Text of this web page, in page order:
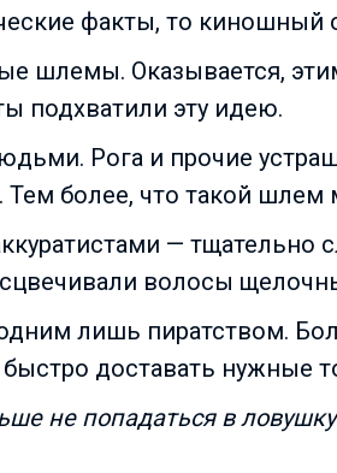
факты, то киношный
шлемы. Оказывается,
подхватили эту идею.
Рога и прочие
Тем более, что такой
— тщательно
волосы
лишь пиратством.
доставать нужные
не попадаться в